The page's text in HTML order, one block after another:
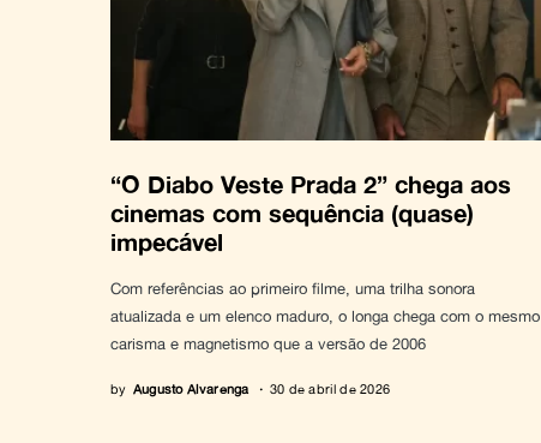
“O Diabo Veste Prada 2” chega aos
cinemas com sequência (quase)
impecável
Com referências ao primeiro filme, uma trilha sonora
atualizada e um elenco maduro, o longa chega com o mesmo
carisma e magnetismo que a versão de 2006
by Augusto Alvarenga 30 de abril de 2026